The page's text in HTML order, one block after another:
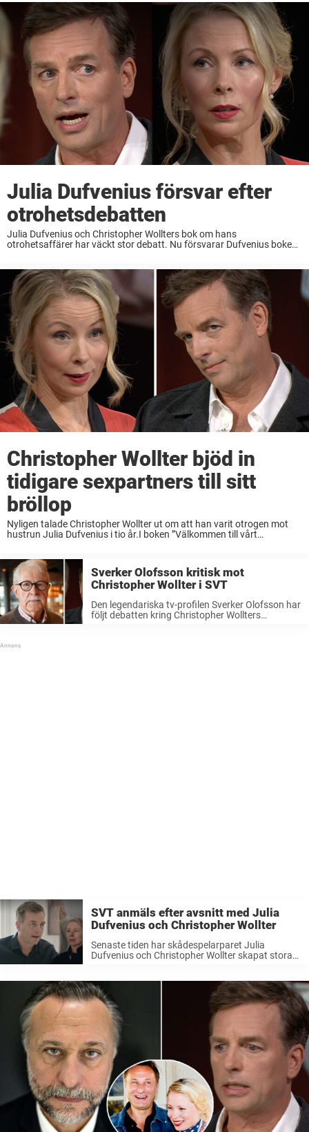
Julia Dufvenius försvar efter
otrohetsdebatten
Julia Dufvenius och Christopher Wollters bok om hans
otrohetsaffärer har väckt stor debatt. Nu försvarar Dufvenius boken
Christopher Wollter bjöd in
tidigare sexpartners till sitt
bröllop
Nyligen talade Christopher Wollter ut om att han varit otrogen mot
hustrun Julia Dufvenius i tio år.I boken ”Välkommen till vårt
Sverker Olofsson kritisk mot
Christopher Wollter i SVT
Den legendariska tv-profilen Sverker Olofsson har
följt debatten kring Christopher Wollters
SVT anmäls efter avsnitt med Julia
Dufvenius och Christopher Wollter
Senaste tiden har skådespelarparet Julia
Dufvenius och Christopher Wollter skapat stora
tittarfavoriten ”Det sitter i väggarna”.Men efter
att de äkta makarna gjort uttalanden ...